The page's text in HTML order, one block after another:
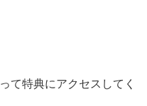
て特典にアクセスしてく